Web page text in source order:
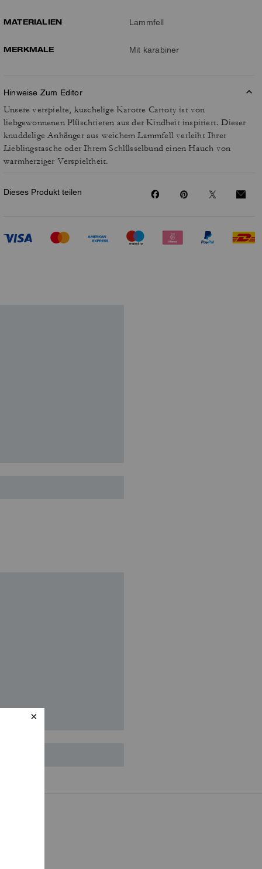
MATERIALIEN Lammfell
MERKMALE Mit karabiner
Hinweise Zum Editor
Unsere verspielte, kuschelige Karotte Carroty ist von
liebgewonnenen Plüschtieren aus der Kindheit inspiriert. Dieser
knuddelige Anhänger aus weichem Lammfell verleiht Ihrer
Lieblingstasche oder Ihrem Schlüsselbund einen Hauch von
warmherziger Verspieltheit.
Dieses Produkt teilen